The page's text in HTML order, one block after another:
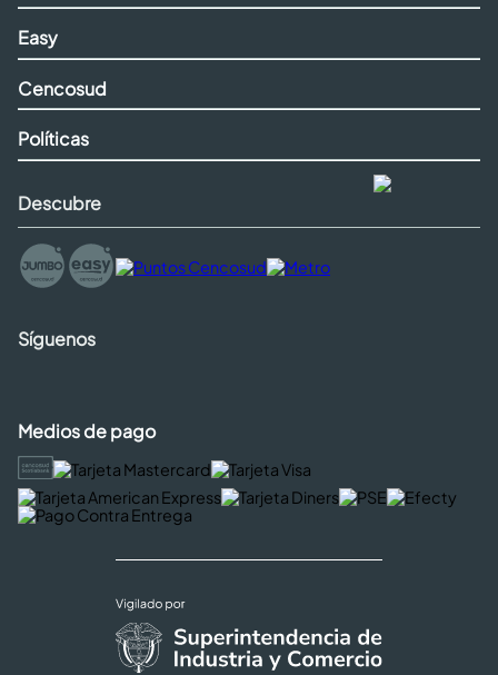
Easy
Cencosud
Políticas
Descubre
Síguenos
Medios de pago